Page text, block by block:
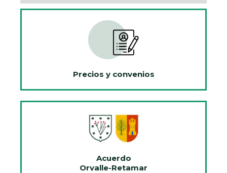
Precios y convenios
Acuerdo
Orvalle-Retamar